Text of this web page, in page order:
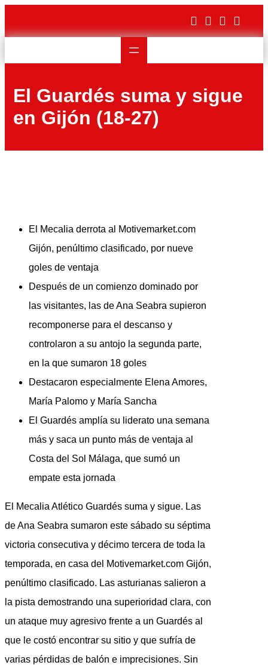
contenido
El Guardés suma y sigue
en Gijón (18-27)
El Mecalia derrota al Motivemarket.com
Gijón, penúltimo clasificado, por nueve
goles de ventaja
Después de un comienzo dominado por
las visitantes, las de Ana Seabra supieron
recomponerse para el descanso y
controlaron a su antojo la segunda parte,
en la que sumaron 18 goles
Destacaron especialmente Elena Amores,
María Palomo y María Sancha
El Guardés amplía su liderato una semana
más y saca un punto más de ventaja al
Costa del Sol Málaga, que sumó un
empate esta jornada
El Mecalia Atlético Guardés suma y sigue. Las
de Ana Seabra sumaron este sábado su séptima
victoria consecutiva y décimo tercera de toda la
temporada, en casa del Motivemarket.com Gijón,
penúltimo clasificado. Las asturianas salieron a
la pista demostrando una superioridad clara, con
un ataque muy agresivo frente a un Guardés al
que le costó encontrar su sitio y que sufría de
varias pérdidas de balón e imprecisiones. Sin